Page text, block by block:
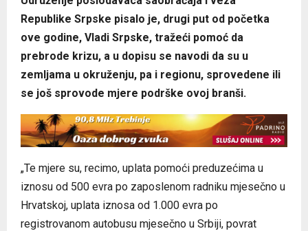
Republike Srpske pisalo je, drugi put od početka
ove godine, Vladi Srpske, tražeći pomoć da
prebrode krizu, a u dopisu se navodi da su u
zemljama u okruženju, pa i regionu, sprovedene ili
se još sprovode mjere podrške ovoj branši.
„Te mjere su, recimo, uplata pomoći preduzećima u
iznosu od 500 evra po zaposlenom radniku mjesečno u
Hrvatskoj, uplata iznosa od 1.000 evra po
registrovanom autobusu mjesečno u Srbiji, povrat